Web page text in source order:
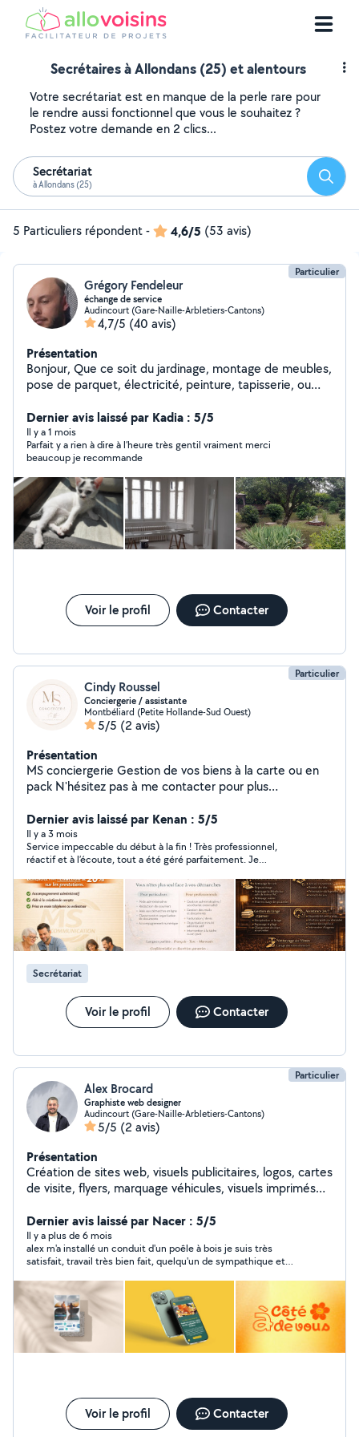
Secrétaires à Allondans (25) et alentours
Votre secrétariat est en manque de la perle rare pour
le rendre aussi fonctionnel que vous le souhaitez ?
Postez votre demande en 2 clics...
Secrétariat
à Allondans (25)
5 Particuliers répondent- 4,6/5 (53 avis)
Particulier
Grégory Fendeleur
échange de service
Audincourt (Gare-Naille-Arbletiers-Cantons)
4,7/5 (40 avis)
Présentation
Bonjour, Que ce soit du jardinage, montage de meubles,
pose de parquet, électricité, peinture, tapisserie, ou
en même temps de rénover ma maison niveau placo et
électricité, tout comme peinture et papiers peints !
Dernier avis laissé par Kadia : 5/5
Il y a 1 mois
Parfait y a rien à dire à l’heure très gentil vraiment merci
beaucoup je recommande
Voir le profil Contacter
Particulier
Cindy Roussel
Conciergerie / assistante
Montbéliard (Petite Hollande-Sud Ouest)
5/5 (2 avis)
Présentation
MS conciergerie Gestion de vos biens à la carte ou en
pack N'hésitez pas à me contacter pour plus
administrative & numérique à domicile Vous êtes
débordé(e) par vos démarches administratives ou
perdu(e) avec internet ? Je vous accompagne
simplement dans toutes vos démarches du quotidien :
Papiers administratifs (CAF, impôts, retraite) Aide
informatique et internet Organisation de vos documents
Service local, humain et à l'écoute Secteur Montbéliard /
Belfort Premier contact gratuit et sans engagement
Dernier avis laissé par Kenan : 5/5
Il y a 3 mois
Service impeccable du début à la fin ! Très professionnel,
réactif et à l’écoute, tout a été géré parfaitement. Je
confiance les yeux fermés.
Secrétariat
Voir le profil Contacter
Particulier
Alex Brocard
Graphiste web designer
Audincourt (Gare-Naille-Arbletiers-Cantons)
5/5 (2 avis)
Présentation
Création de sites web, visuels publicitaires, logos, cartes
de visite, flyers, marquage véhicules, visuels imprimés
Dernier avis laissé par Nacer : 5/5
Il y a plus de 6 mois
alex m'a installé un conduit d'un poêle à bois je suis très
satisfait, travail très bien fait, quelqu'un de sympathique et
Voir le profil Contacter